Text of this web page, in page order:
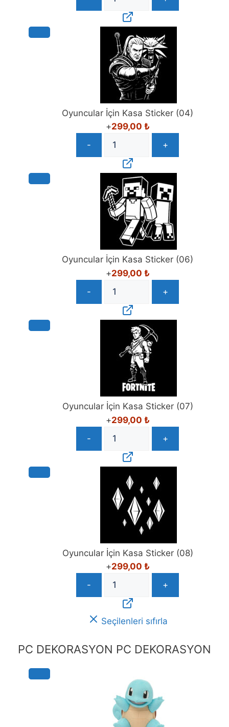
Oyuncular İçin Kasa Sticker (04)
+299,00 ₺
-
+
Oyuncular İçin Kasa Sticker (06)
+299,00 ₺
-
+
Oyuncular İçin Kasa Sticker (07)
+299,00 ₺
-
+
Oyuncular İçin Kasa Sticker (08)
+299,00 ₺
-
+
Seçilenleri sıfırla
PC DEKORASYON PC DEKORASYON